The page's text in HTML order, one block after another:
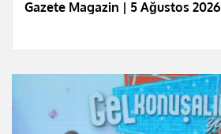
Gazete Magazin | 5 Ağustos 2026